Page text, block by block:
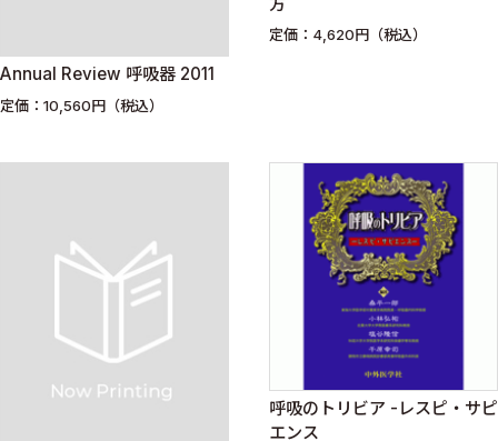
Annual Review 呼吸器 2011
定価：10,560円（税込）
定価：4,620円（税込）
呼吸のトリビア -レスピ・サピ
エンス